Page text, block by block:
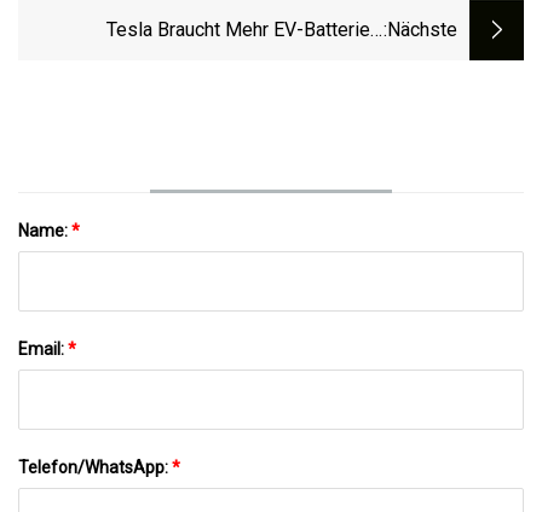
Tesla Braucht Mehr EV-Batterien.:nächste
Name:*
Email:*
Telefon/WhatsApp:*